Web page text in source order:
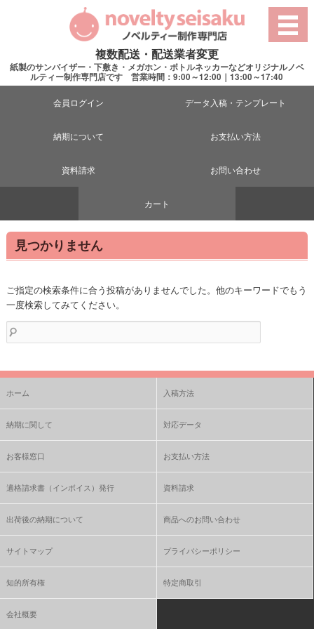
複数配送・配送業者変更
紙製のサンバイザー・下敷き・メガホン・ボトルネッカーなどオリジナルノベ
ルティー制作専門店です 営業時間：9:00～12:00｜13:00～17:40
会員ログイン データ入稿・テンプレート
納期について お支払い方法
資料請求 お問い合わせ
カート
見つかりません
ご指定の検索条件に合う投稿がありませんでした。他のキーワードでもう
一度検索してみてください。
検
索:
ホーム 入稿方法
納期に関して 対応データ
お客様窓口 お支払い方法
適格請求書（インボイス）発行 資料請求
出荷後の納期について 商品へのお問い合わせ
サイトマップ プライバシーポリシー
知的所有権 特定商取引
会社概要